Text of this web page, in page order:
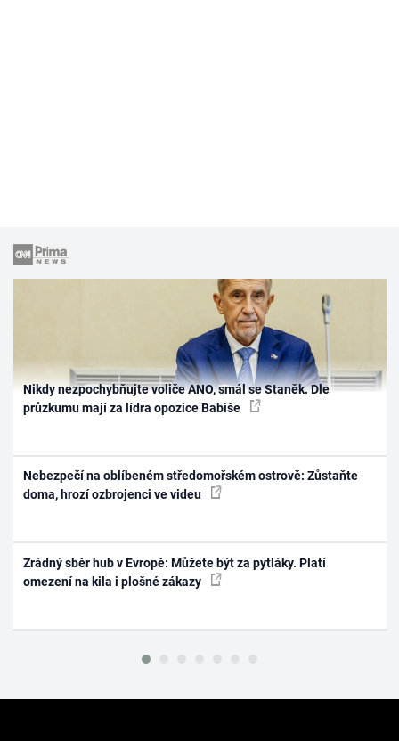
Nikdy nezpochybňujte voliče ANO, smál se Staněk. Dle
průzkumu mají za lídra opozice Babiše
Nebezpečí na oblíbeném středomořském ostrově: Zůstaňte
doma, hrozí ozbrojenci ve videu
Zrádný sběr hub v Evropě: Můžete být za pytláky. Platí
omezení na kila i plošné zákazy